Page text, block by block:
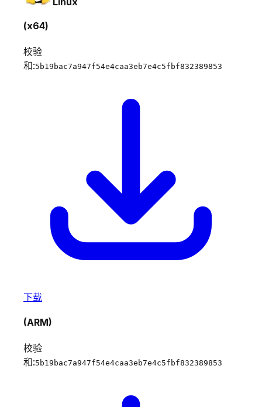
(x64)
校验
和:5b19bac7a947f54e4caa3eb7e4c5fbf832389853
下载
(ARM)
校验
和:5b19bac7a947f54e4caa3eb7e4c5fbf832389853